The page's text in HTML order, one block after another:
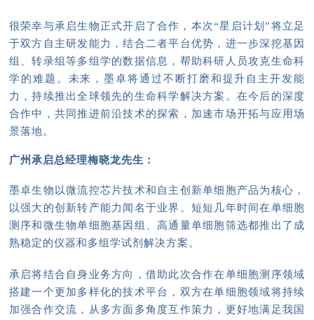
很荣幸与承启生物正式开启了合作，本次“星启计划”将立足
于双方自主研发能力，结合二者平台优势，进一步深挖基因
组、转录组等多组学的数据信息，帮助科研人员攻克生命科
学的难题。未来，墨卓将通过不断打磨和提升自主开发能
力，持续推出全球领先的生命科学解决方案。在今后的深度
合作中，共同推进前沿技术的探索，加速市场开拓与应用场
景落地。
广州承启总经理梅晓龙先生：
墨卓生物以微流控芯片技术和自主创新单细胞产品为核心，
以强大的创新转产能力闻名于业界。短短几年时间在单细胞
测序和微生物单细胞基因组、高通量单细胞筛选都推出了成
熟稳定的仪器和多组学试剂解决方案。
承启将结合自身业务方向，借助此次合作在单细胞测序领域
搭建一个更加多样化的技术平台，双方在单细胞领域将持续
加强合作交流，从多方面多角度互作策力，更好地满足我国